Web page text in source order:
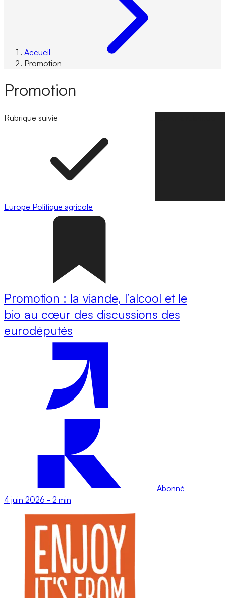
Accueil
Promotion
Promotion
Rubrique suivie
Europe Politique agricole
Promotion : la viande, l’alcool et le
bio au cœur des discussions des
eurodéputés
Abonné
4 juin 2026 - 2 min